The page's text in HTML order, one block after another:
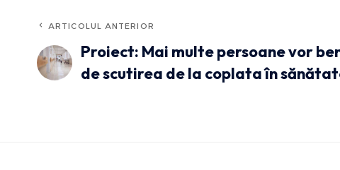
ARTICOLUL ANTERIOR
Proiect: Mai multe persoane vor
de scutirea de la coplata în